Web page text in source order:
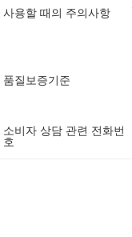
사용할 때의 주의사항
품질보증기준
소비자 상담 관련 전화번
호